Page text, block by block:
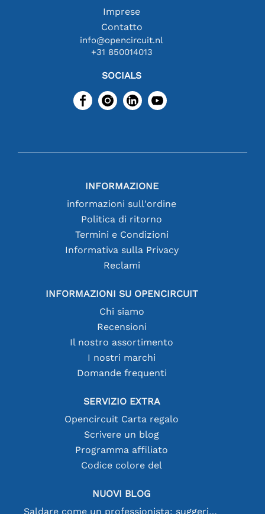
Imprese
Contatto
info@opencircuit.nl
+31 850014013
SOCIALS
INFORMAZIONE
informazioni sull'ordine
Politica di ritorno
Termini e Condizioni
Informativa sulla Privacy
Reclami
INFORMAZIONI SU OPENCIRCUIT
Chi siamo
Recensioni
Il nostro assortimento
I nostri marchi
Domande frequenti
SERVIZIO EXTRA
Opencircuit Carta regalo
Scrivere un blog
Programma affiliato
Codice colore del
NUOVI BLOG
Saldare come un professionista: suggerimenti per connessioni elettroniche perfette